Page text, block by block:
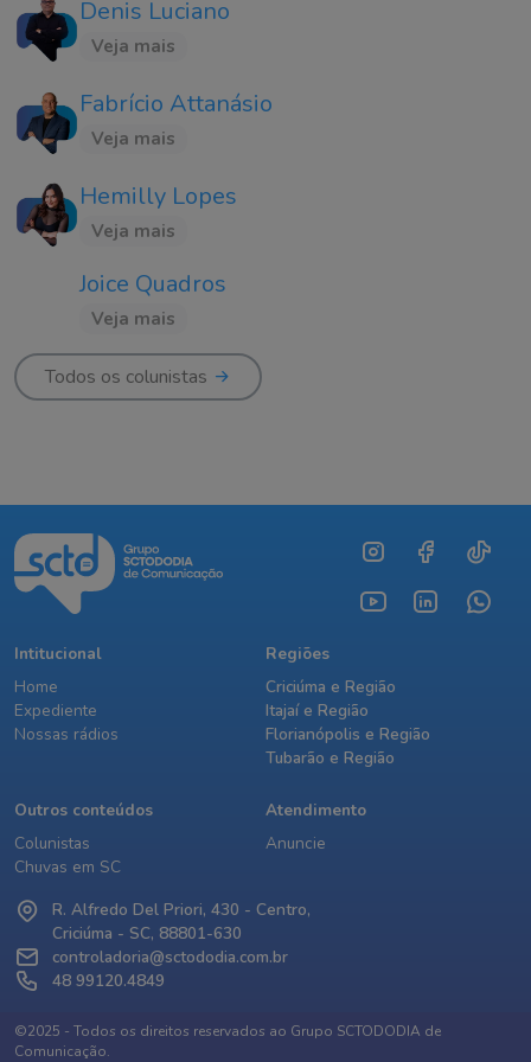
Denis Luciano
Veja mais
Fabrício Attanásio
Veja mais
Hemilly Lopes
Veja mais
Joice Quadros
Veja mais
Todos os colunistas
Intitucional
Home
Expediente
Nossas rádios
Regiões
Criciúma e Região
Itajaí e Região
Florianópolis e Região
Tubarão e Região
Outros conteúdos
Colunistas
Chuvas em SC
Atendimento
Anuncie
R. Alfredo Del Priori, 430 - Centro,
Criciúma - SC, 88801-630
controladoria@sctododia.com.br
48 99120.4849
©2025 - Todos os direitos reservados ao Grupo SCTODODIA de
Comunicação.